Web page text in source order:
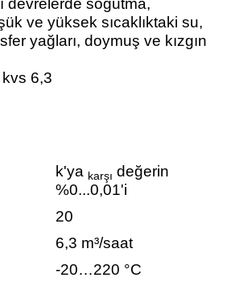
devrelerde soğutma,
ve yüksek sıcaklıktaki su,
yağları, doymuş ve kızgın
6,3
k'ya karşı değerin
%0...0,01'i
20
6,3 m³/saat
-20…220 °C